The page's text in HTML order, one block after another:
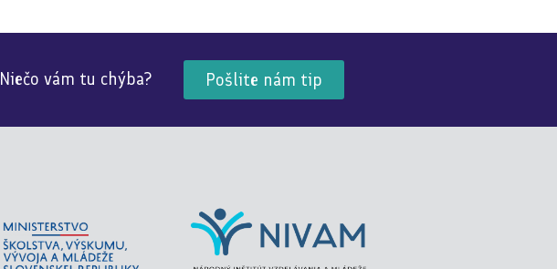
Niečo vám tu chýba? Pošlite nám tip